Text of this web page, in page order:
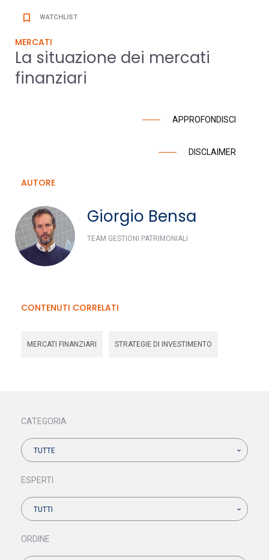
bookmark_border WATCHLIST
MERCATI
La situazione dei mercati
finanziari
APPROFONDISCI
DISCLAIMER
AUTORE
Giorgio Bensa
TEAM GESTIONI PATRIMONIALI
CONTENUTI CORRELATI
MERCATI FINANZIARI STRATEGIE DI INVESTIMENTO
CATEGORIA
TUTTE
ESPERTI
TUTTI
ORDINE